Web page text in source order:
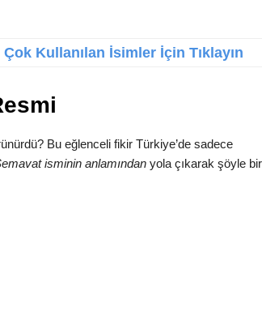
Kullanılan İsimler İçin Tıklayın
Bu eğlenceli fikir Türkiye’de sadece
isminin anlamından yola çıkarak şöyle